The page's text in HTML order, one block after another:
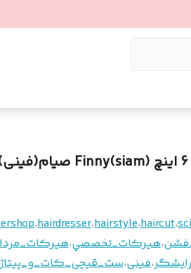
،haircut،hairstyle،hairdresser،
،هيركات_تخصصي،
،فينى،